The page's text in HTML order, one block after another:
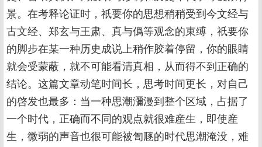
景。在考释论证时，祇要你的思想稍稍受到今文经与
古文经、郑玄与王肃、真与僞等观念的束缚，祇要你
的脚步在某一种历史成说上稍作胶着停留，你的眼睛
就会受蒙蔽，就不可能看清真相，从而得不到正确的
结论。这篇文章动笔时间长，思考时间更长，对自己
的啓发也最多：当一种思潮瀰漫到整个区域，占据了
一个时代，正确而不同的观点就很难産生，即使産
生，微弱的声音也很可能被訇豗的时代思潮淹没，难